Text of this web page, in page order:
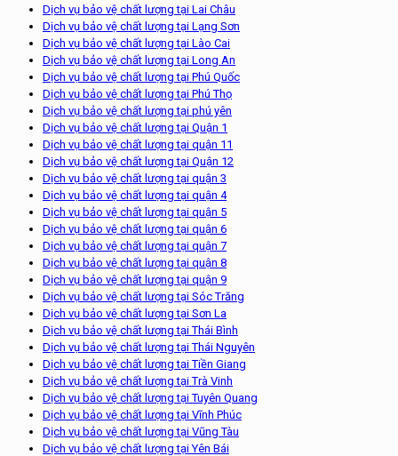
Dịch vụ bảo vệ chất lượng tại Lai Châu
Dịch vụ bảo vệ chất lượng tại Lạng Sơn
Dịch vụ bảo vệ chất lượng tại Lào Cai
Dịch vụ bảo vệ chất lượng tại Long An
Dịch vụ bảo vệ chất lượng tại Phú Quốc
Dịch vụ bảo vệ chất lượng tại Phú Thọ
Dịch vụ bảo vệ chất lượng tại phú yên
Dịch vụ bảo vệ chất lượng tại Quận 1
Dịch vụ bảo vệ chất lượng tại quận 11
Dịch vụ bảo vệ chất lượng tại Quận 12
Dịch vụ bảo vệ chất lượng tại quận 3
Dịch vụ bảo vệ chất lượng tại quận 4
Dịch vụ bảo vệ chất lượng tại quận 5
Dịch vụ bảo vệ chất lượng tại quận 6
Dịch vụ bảo vệ chất lượng tại quận 7
Dịch vụ bảo vệ chất lượng tại quận 8
Dịch vụ bảo vệ chất lượng tại quận 9
Dịch vụ bảo vệ chất lượng tại Sóc Trăng
Dịch vụ bảo vệ chất lượng tại Sơn La
Dịch vụ bảo vệ chất lượng tại Thái Bình
Dịch vụ bảo vệ chất lượng tại Thái Nguyên
Dịch vụ bảo vệ chất lượng tại Tiền Giang
Dịch vụ bảo vệ chất lượng tại Trà Vinh
Dịch vụ bảo vệ chất lượng tại Tuyên Quang
Dịch vụ bảo vệ chất lượng tại Vĩnh Phúc
Dịch vụ bảo vệ chất lượng tại Vũng Tàu
Dịch vụ bảo vệ chất lượng tại Yên Bái